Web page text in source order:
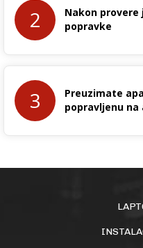
2
Nakon provere
popravke
3
Preuzimate
popravljenu na